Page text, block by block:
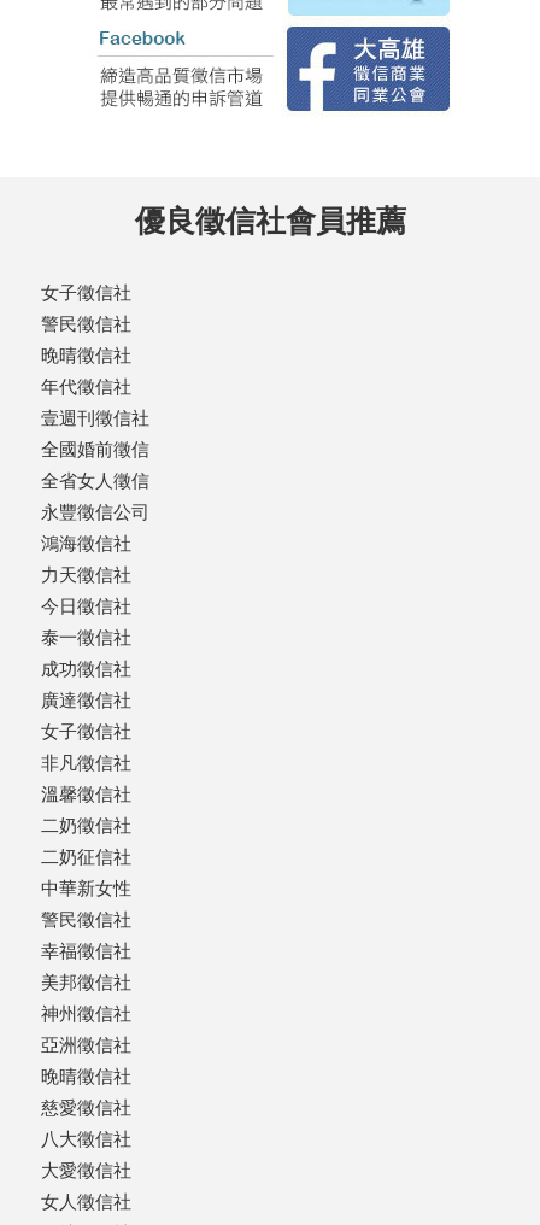
優良徵信社會員推薦
女子徵信社
警民徵信社
晚晴徵信社
年代徵信社
壹週刊徵信社
全國婚前徵信
全省女人徵信
永豐徵信公司
鴻海徵信社
力天徵信社
今日徵信社
泰一徵信社
成功徵信社
廣達徵信社
女子徵信社
非凡徵信社
溫馨徵信社
二奶徵信社
二奶征信社
中華新女性
警民徵信社
幸福徵信社
美邦徵信社
神州徵信社
亞洲徵信社
晚晴徵信社
慈愛徵信社
八大徵信社
大愛徵信社
女人徵信社